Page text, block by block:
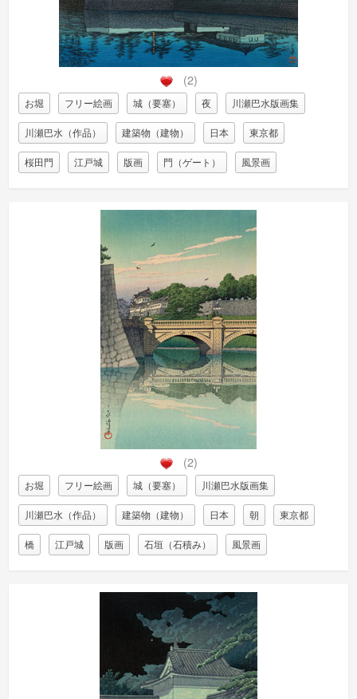
(2)
お堀 フリー絵画 城（要塞） 夜 川瀬巴水版画集
川瀬巴水（作品） 建築物（建物） 日本 東京都
桜田門 江戸城 版画 門（ゲート） 風景画
(2)
お堀 フリー絵画 城（要塞） 川瀬巴水版画集
川瀬巴水（作品） 建築物（建物） 日本 朝 東京都
橋 江戸城 版画 石垣（石積み） 風景画